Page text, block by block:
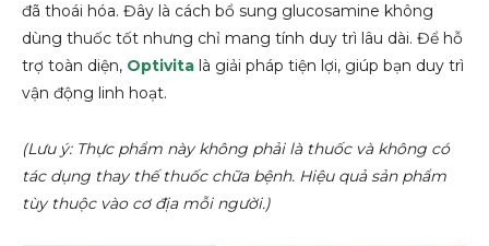
đã thoái hóa. Đây là cách bổ sung glucosamine không
dùng thuốc tốt nhưng chỉ mang tính duy trì lâu dài. Để hỗ
trợ toàn diện, Optivita là giải pháp tiện lợi, giúp bạn duy trì
vận động linh hoạt.
(Lưu ý: Thực phẩm này không phải là thuốc và không có
tác dụng thay thế thuốc chữa bệnh. Hiệu quả sản phẩm
tùy thuộc vào cơ địa mỗi người.)